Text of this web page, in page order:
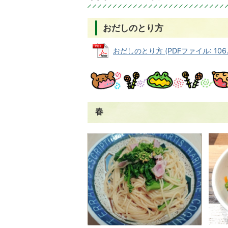
おだしのとり方
おだしのとり方 (PDFファイル:
春